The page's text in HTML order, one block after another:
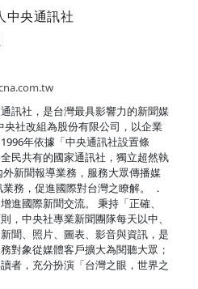
中央通訊社
訊社，是台灣最具影響力的新聞媒
社改組為股份有限公司，以企業
年依據「中央通訊社設置條
民共有的國家通訊社，獨立超然執
新聞報導業務，服務大眾傳播媒
務，促進國際對台灣之瞭解。 ．
進國際新聞交流。 秉持「正確、
，中央社專業新聞團隊每天以中、
聞、照片、圖表、影音與資訊，是
對象從媒體客戶擴大為閱聽大眾；
者，充分扮演「台灣之眼，世界之